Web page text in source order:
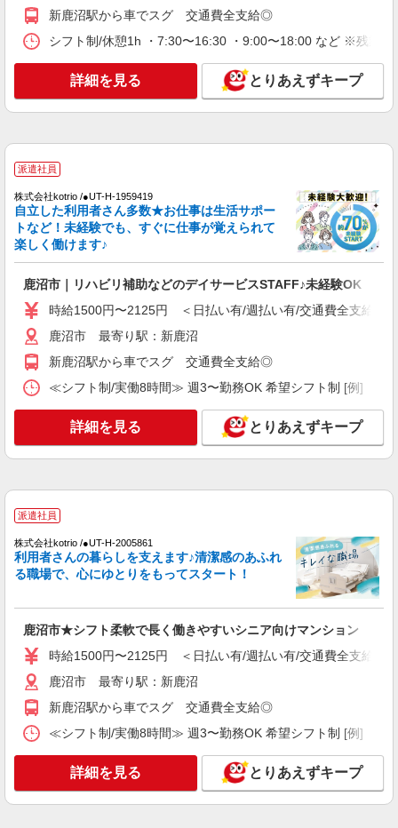
時給1500円〜2125円 ＜日払い有/週払い有/交
通費全支給(ガソリン代含む)＞
鹿沼市 最寄り駅：新鹿沼
キープ 詳細を見る
せん♪
時給1400円〜＜交通費全額支給(ガソリン代含
む)/日払い有/経験者優遇＞
詳細を見る
アルバイト パート 派遣社員 紹介予定派遣
日研トータルソーシング株式会社 メディカルケア事業部/宇都宮オフ
ィス
未経験・無資格OKの介護スタッフ
時給1,300円〜1,400円 ★週払いOK（規定あ
り） ※給与幅は経験・能力による
栃木県鹿沼市 【最寄駅】JR日光線「鹿沼駅」
アルバイト パート 派遣社員
日研トータルソーシング株式会社 メディカルケア事業部/宇都宮オフ
ィス
未経験・無資格OKの介護スタッフ
時給1,300円〜1,400円 ★週払いOK（規定あ
り） ※給与幅は経験・能力による
栃木県鹿沼市 【最寄駅】東武日光線「北鹿沼
駅」 ★勤務地は3000ヶ所以上★ 自宅から通いや
い！！
キープ 詳細を見る
派遣社員
（株）ウィルオブ・ワークCW 宇都宮支店/ms090101
高齢者向け住宅staff
新鹿沼駅から車でスグ 交通費全支給◎
シフト制/休憩1h ・7:30〜16:30 ・9:00〜18:00 など ※残業
詳細を見る とりあえずキープ
派遣社員
株式会社kotrio /●UT-H-1959419
自立した利用者さん多数★お仕事は生活サポー
トなど！未経験でも、すぐに仕事が覚えられて
楽しく働けます♪
鹿沼市｜リハビリ補助などのデイサービスSTAFF♪未経験OK
時給1500円〜2125円 ＜日払い有/週払い有/交通費全支給(ガ
鹿沼市 最寄り駅：新鹿沼
新鹿沼駅から車でスグ 交通費全支給◎
≪シフト制/実働8時間≫ 週3〜勤務OK 希望シフト制 [例] ・
詳細を見る とりあえずキープ
派遣社員
株式会社kotrio /●UT-H-2005861
利用者さんの暮らしを支えます♪清潔感のあふれ
る職場で、心にゆとりをもってスタート！
鹿沼市★シフト柔軟で長く働きやすいシニア向けマンション
時給1500円〜2125円 ＜日払い有/週払い有/交通費全支給(ガ
鹿沼市 最寄り駅：新鹿沼
新鹿沼駅から車でスグ 交通費全支給◎
≪シフト制/実働8時間≫ 週3〜勤務OK 希望シフト制 [例] ・
詳細を見る とりあえずキープ